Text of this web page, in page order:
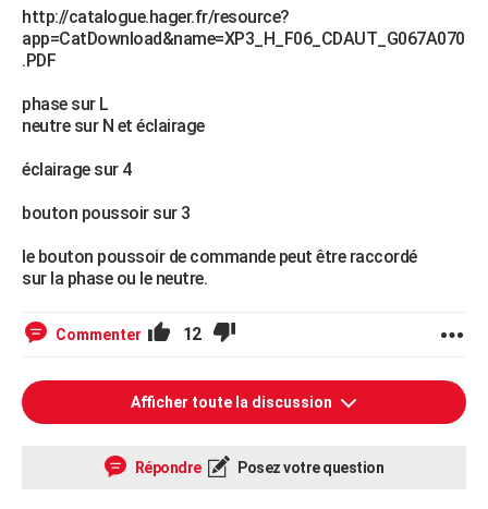
http://catalogue.hager.fr/resource?
app=CatDownload&name=XP3_H_F06_CDAUT_G067A070
.PDF
phase sur L
neutre sur N et éclairage
éclairage sur 4
bouton poussoir sur 3
le bouton poussoir de commande peut être raccordé
sur la phase ou le neutre.
Commenter 12
Afficher toute la discussion
Répondre Posez votre question